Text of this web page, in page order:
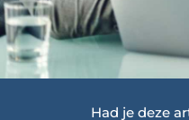
Had je deze